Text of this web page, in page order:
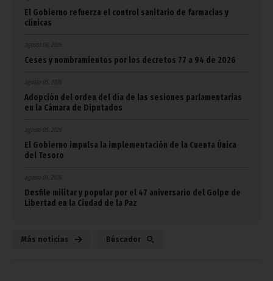
El Gobierno refuerza el control sanitario de farmacias y
clínicas
agosto 06, 2026
Ceses y nombramientos por los decretos 77 a 94 de 2026
agosto 05, 2026
Adopción del orden del día de las sesiones parlamentarias
en la Cámara de Diputados
agosto 05, 2026
El Gobierno impulsa la implementación de la Cuenta Única
del Tesoro
agosto 04, 2026
Desfile militar y popular por el 47 aniversario del Golpe de
Libertad en la Ciudad de la Paz
Más noticias Búscador